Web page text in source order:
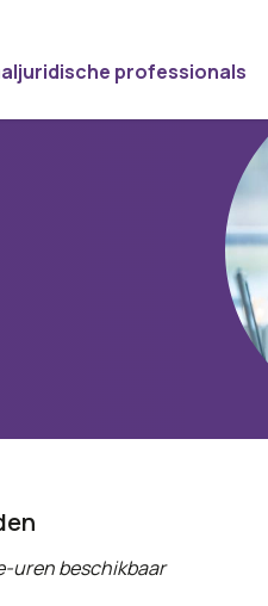
professionals
uren beschikbaar